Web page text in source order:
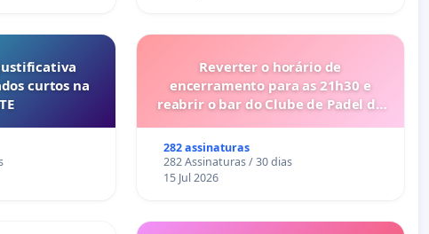
curtos na
Reverter o horário de
encerramento para as 21h30 e
reabrir o bar do Clube de Padel de
282 assinaturas
282 Assinaturas / 30 dias
15 Jul 2026